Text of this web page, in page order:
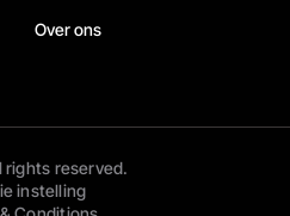
Over ons
rights reserved.
instelling